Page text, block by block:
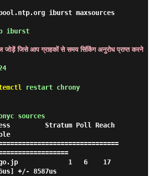
iburst maxsources
iburst
जिसे आप ग्राहकों से समय सिंकिंग अनुरोध प्राप्त करने
restart chrony
sources
Stratum Poll Reach
1   6    17
+/- 8587us